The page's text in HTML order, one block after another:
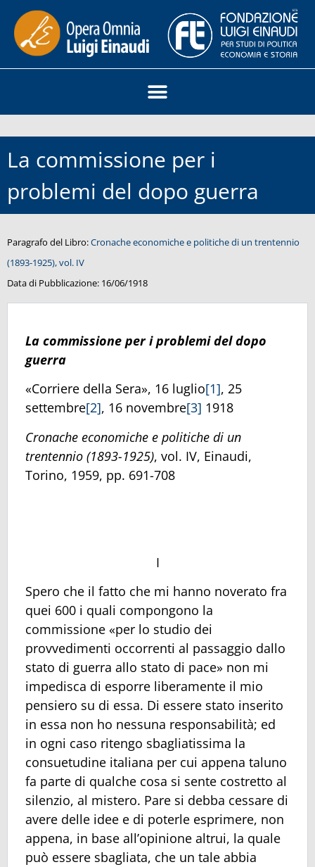
La commissione per i
problemi del dopo guerra
Paragrafo del Libro:Cronache economiche e politiche di un trentennio
(1893-1925), vol. IV
Data di Pubblicazione: 16/06/1918
La commissione per i problemi del dopo
guerra
«Corriere della Sera», 16 luglio[1], 25
settembre[2], 16 novembre[3] 1918
Cronache economiche e politiche di un
trentennio (1893-1925), vol. IV, Einaudi,
Torino, 1959, pp. 691-708
I
Spero che il fatto che mi hanno noverato fra
quei 600 i quali compongono la
commissione «per lo studio dei
provvedimenti occorrenti al passaggio dallo
stato di guerra allo stato di pace» non mi
impedisca di esporre liberamente il mio
pensiero su di essa. Di essere stato inserito
in essa non ho nessuna responsabilità; ed
in ogni caso ritengo sbagliatissima la
consuetudine italiana per cui appena taluno
fa parte di qualche cosa si sente costretto al
silenzio, al mistero. Pare si debba cessare di
avere delle idee e di poterle esprimere, non
appena, in base all’opinione altrui, la quale
può essere sbagliata, che un tale abbia